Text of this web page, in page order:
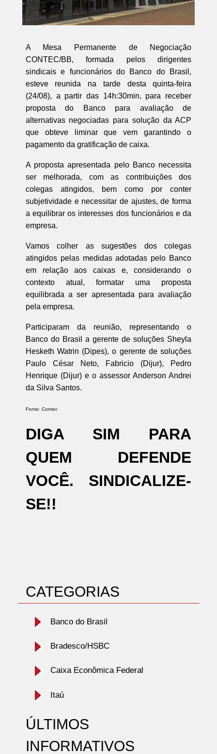
A Mesa Permanente de Negociação
CONTEC/BB, formada pelos dirigentes
sindicais e funcionários do Banco do Brasil,
esteve reunida na tarde desta quinta-feira
(24/08), a partir das 14h:30min, para receber
proposta do Banco para avaliação de
alternativas negociadas para solução da ACP
que obteve liminar que vem garantindo o
pagamento da gratificação de caixa.
A proposta apresentada pelo Banco necessita
ser melhorada, com as contribuições dos
colegas atingidos, bem como por conter
subjetividade e necessitar de ajustes, de forma
a equilibrar os interesses dos funcionários e da
empresa.
Vamos colher as sugestões dos colegas
atingidos pelas medidas adotadas pelo Banco
em relação aos caixas e, considerando o
contexto atual, formatar uma proposta
equilibrada a ser apresentada para avaliação
pela empresa.
Participaram da reunião, representando o
Banco do Brasil a gerente de soluções Sheyla
Hesketh Watrin (Dipes), o gerente de soluções
Paulo César Neto, Fabricio (Dijur), Pedro
Henrique (Dijur) e o assessor Anderson Andrei
da Silva Santos.
Fonte: Contec
DIGA SIM PARA
QUEM DEFENDE
VOCÊ. SINDICALIZE-
SE!!
CATEGORIAS
Banco do Brasil
Bradesco/HSBC
Caixa Econômica Federal
Itaú
ÚLTIMOS
INFORMATIVOS